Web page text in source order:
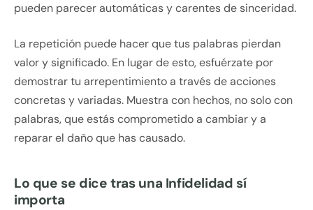
pueden parecer automáticas y carentes de sinceridad.
La repetición puede hacer que tus palabras pierdan
valor y significado. En lugar de esto, esfuérzate por
demostrar tu arrepentimiento a través de acciones
concretas y variadas. Muestra con hechos, no solo con
palabras, que estás comprometido a cambiar y a
reparar el daño que has causado.
Lo que se dice tras una Infidelidad sí
importa